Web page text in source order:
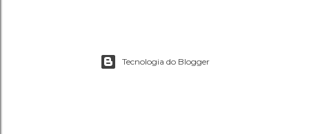
Tecnologia do Blogger